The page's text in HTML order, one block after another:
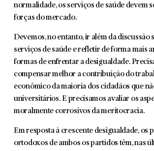
normalidade, os serviços de saúde devem
forças do mercado.
Devemos, no entanto, ir além da discussão
serviços de saúde e refletir de forma mais
formas de enfrentar a desigualdade.
compensar melhor a contribuição do
econômico da maioria dos cidadãos que
universitários. E precisamos avaliar os
moralmente corrosivos da meritocracia.
Em resposta à crescente desigualdade, os
ortodoxos de ambos os partidos têm, nas